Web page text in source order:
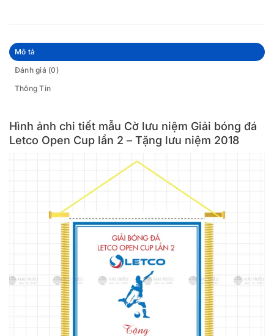
Mô tả
Đánh giá (0)
Thông Tin
Hình ảnh chi tiết mẫu Cờ lưu niệm Giải bóng đá
Letco Open Cup lần 2 – Tặng lưu niệm 2018